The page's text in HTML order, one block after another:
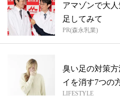
アマゾンで大
足してみて
PR(森永乳業)
臭い足の対策
イを消す7つの
LIFESTYLE